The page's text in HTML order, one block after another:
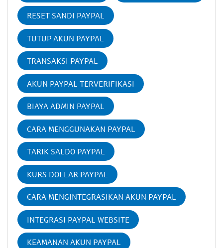
RESET SANDI PAYPAL
TUTUP AKUN PAYPAL
TRANSAKSI PAYPAL
AKUN PAYPAL TERVERIFIKASI
BIAYA ADMIN PAYPAL
CARA MENGGUNAKAN PAYPAL
TARIK SALDO PAYPAL
KURS DOLLAR PAYPAL
CARA MENGINTEGRASIKAN AKUN PAYPAL
INTEGRASI PAYPAL WEBSITE
KEAMANAN AKUN PAYPAL